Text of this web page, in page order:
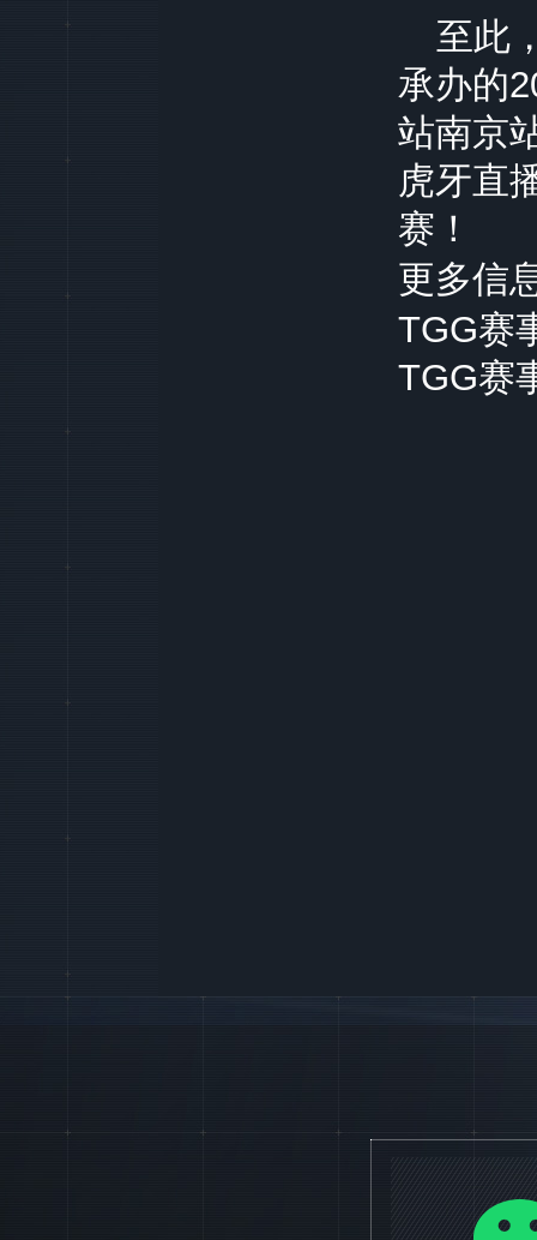
至此
承办的
站南京
虎牙直
赛！
更多信
TGG赛
TGG赛